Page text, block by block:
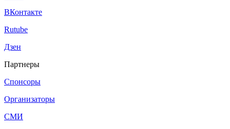
ВКонтакте
Rutube
Дзен
Партнеры
Спонсоры
Организаторы
СМИ